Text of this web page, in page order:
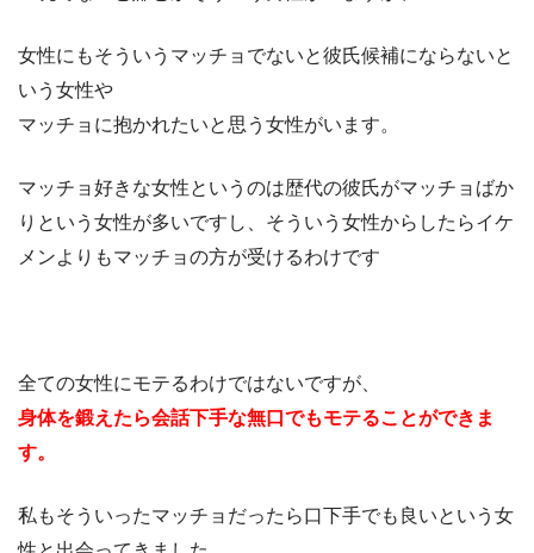
女性にもそういうマッチョでないと彼氏候補にならないと
いう女性や
マッチョに抱かれたいと思う女性がいます。
マッチョ好きな女性というのは歴代の彼氏がマッチョばか
りという女性が多いですし、そういう女性からしたらイケ
メンよりもマッチョの方が受けるわけです
全ての女性にモテるわけではないですが、
身体を鍛えたら会話下手な無口でもモテることができま
す。
私もそういったマッチョだったら口下手でも良いという女